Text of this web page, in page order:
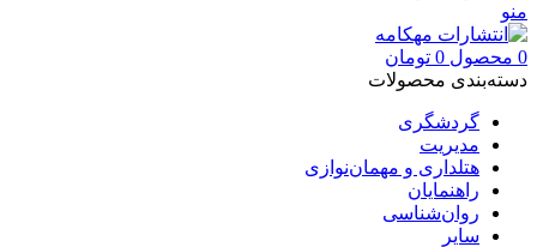
منو
0 محصول 0 تومان
دسته‌بندی محصولات
گردشگری
مدیریت
هتلداری و مهمان‌نوازی
راهنمایان
روان‌شناسی
سایر